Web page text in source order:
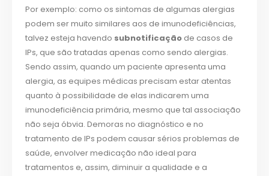
Por exemplo: como os sintomas de algumas alergias
podem ser muito similares aos de imunodeficiências,
talvez esteja havendo subnotificação de casos de
IPs, que são tratadas apenas como sendo alergias.
Sendo assim, quando um paciente apresenta uma
alergia, as equipes médicas precisam estar atentas
quanto à possibilidade de elas indicarem uma
imunodeficiência primária, mesmo que tal associação
não seja óbvia. Demoras no diagnóstico e no
tratamento de IPs podem causar sérios problemas de
saúde, envolver medicação não ideal para
tratamentos e, assim, diminuir a qualidade e a